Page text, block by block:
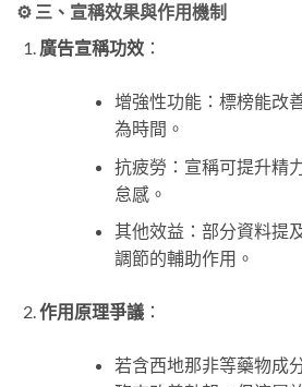
⚙️ 三、宣稱效果與作用機制
廣告宣稱功效：
增強性功能：標榜能改
為時間。
抗疲勞：宣稱可提升精
怠感。
其他效益：部分資料提
調節的輔助作用。
作用原理爭議：
若含西地那非等藥物成